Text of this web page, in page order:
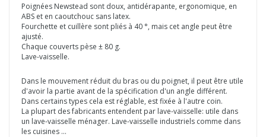
Poignées Newstead sont doux, antidérapante, ergonomique, en
ABS et en caoutchouc sans latex.
Fourchette et cuillère sont pliés à 40 °, mais cet angle peut être
ajusté.
Chaque couverts pèse ± 80 g.
Lave-vaisselle.
Dans le mouvement réduit du bras ou du poignet, il peut être utile
d'avoir la partie avant de la spécification d'un angle différent.
Dans certains types cela est réglable, est fixée à l'autre coin.
La plupart des fabricants entendent par lave-vaisselle: utile dans
un lave-vaisselle ménager. Lave-vaisselle industriels comme dans
les cuisines ...